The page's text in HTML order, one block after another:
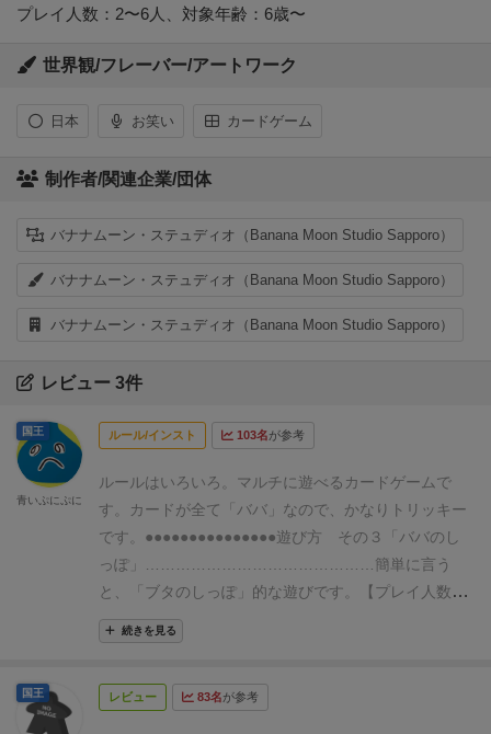
プレイ人数：2〜6人、対象年齢：6歳〜
世界観/フレーバー/アートワーク
日本 お笑い カードゲーム
制作者/関連企業/団体
バナナムーン・ステュディオ（Banana Moon Studio Sapporo）
バナナムーン・ステュディオ（Banana Moon Studio Sapporo）
バナナムーン・ステュディオ（Banana Moon Studio Sapporo）
レビュー 3件
ルール/インスト 103名が参考
ルールはいろいろ。マルチに遊べるカードゲームで
す。
カードが全て「ババ」なので、かなりトリッキー
です。 ●●●●●●●●●●●●●●●遊び方 その３
「ババのし
っぽ」
簡単に言う
と、「ブタのしっぽ」的な遊びです。
【プレイ人数】
3〜6人【プレイ時間】 5〜10分
………………………………………
うに並べる。………………………………………
続きを見る
国王
青いぷにぷに
レビュー 83名が参考
国王